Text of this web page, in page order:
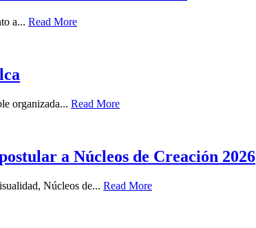
a... Read More
organizada... Read More
a Núcleos de Creación 2026
Núcleos de... Read More